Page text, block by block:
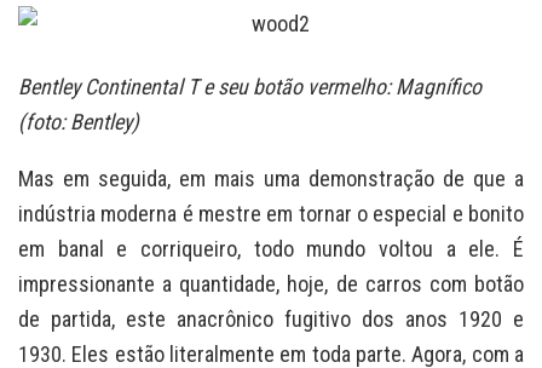
Bentley Continental T e seu botão vermelho: Magnífico
(foto: Bentley)
Mas em seguida, em mais uma demonstração de que a
indústria moderna é mestre em tornar o especial e bonito
em banal e corriqueiro, todo mundo voltou a ele. É
impressionante a quantidade, hoje, de carros com botão
de partida, este anacrônico fugitivo dos anos 1920 e
1930. Eles estão literalmente em toda parte. Agora, com a